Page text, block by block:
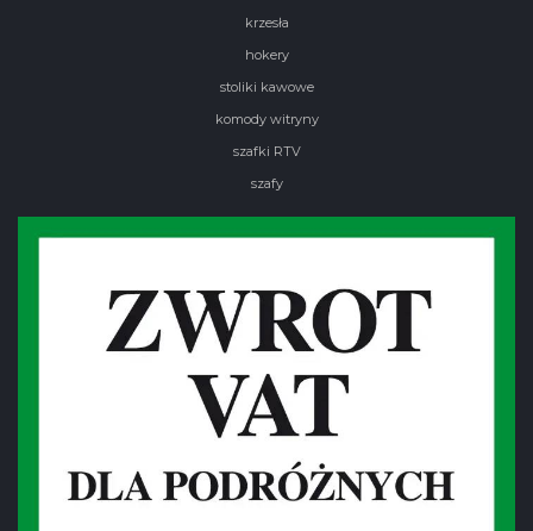
krzesła
hokery
stoliki kawowe
komody witryny
szafki RTV
szafy